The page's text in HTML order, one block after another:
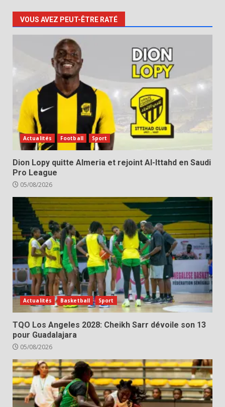
VOUS AVEZ PEUT-ÊTRE RATÉ
Actualités Football Sport
Dion Lopy quitte Almeria et rejoint Al-Ittahd en Saudi
Pro League
05/08/2026
Actualités Basketball Sport
TQO Los Angeles 2028: Cheikh Sarr dévoile son 13
pour Guadalajara
05/08/2026